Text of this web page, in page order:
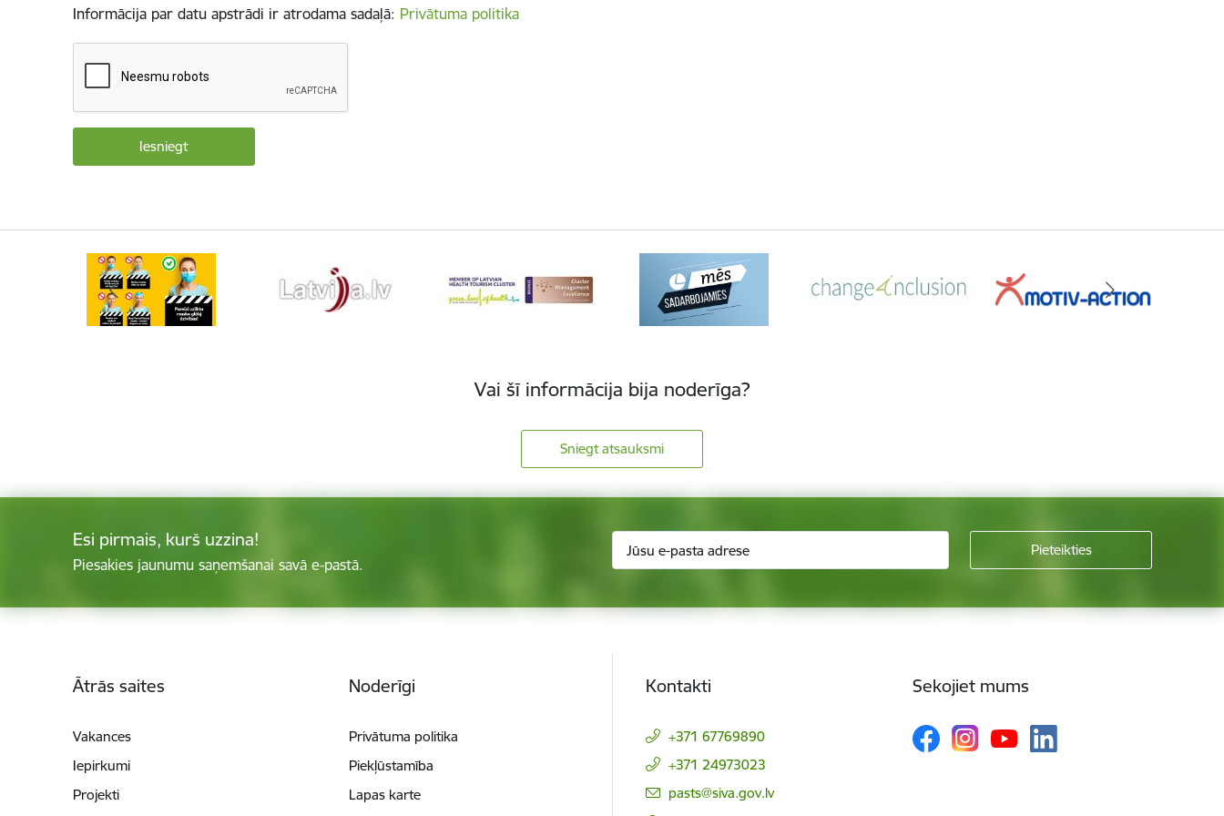
Informācija par datu apstrādi ir atrodama sadaļā: Privātuma politika
Vai šī informācija bija noderīga?
Sniegt atsauksmi
Esi pirmais, kurš uzzina!
Piesakies jaunumu saņemšanai savā e-pastā.
Ātrās saites
Vakances
Iepirkumi
Projekti
Noderīgi
Privātuma politika
Piekļūstamība
Lapas karte
Kontakti
+371 67769890
+371 24973023
E-pasts:
pasts@siva.gov.lv
Sekojiet mums